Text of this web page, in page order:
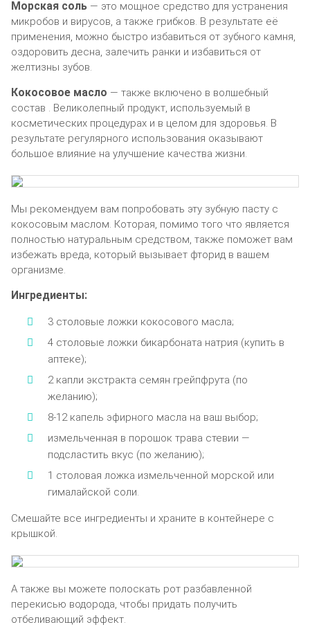
Морская соль — это мощное средство для устранения
микробов и вирусов, а также грибков. В результате её
применения, можно быстро избавиться от зубного камня,
оздоровить десна, залечить ранки и избавиться от
желтизны зубов.
Кокосовое масло — также включено в волшебный
состав . Великолепный продукт, используемый в
косметических процедурах и в целом для здоровья. В
результате регулярного использования оказывают
большое влияние на улучшение качества жизни.
Мы рекомендуем вам попробовать эту зубную пасту с
кокосовым маслом. Которая, помимо того что является
полностью натуральным средством, также поможет вам
избежать вреда, который вызывает фторид в вашем
организме.
Ингредиенты:
3 столовые ложки кокосового масла;
4 столовые ложки бикарбоната натрия (купить в
аптеке);
2 капли экстракта семян грейпфрута (по
желанию);
8-12 капель эфирного масла на ваш выбор;
измельченная в порошок трава стевии —
подсластить вкус (по желанию);
1 столовая ложка измельченной морской или
гималайской соли.
Смешайте все ингредиенты и храните в контейнере с
крышкой.
А также вы можете полоскать рот разбавленной
перекисью водорода, чтобы придать получить
отбеливающий эффект.